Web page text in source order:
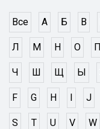
Все А Б В
Л М Н О П
Ч Ш Щ Ы
F G H I J
S T U V W